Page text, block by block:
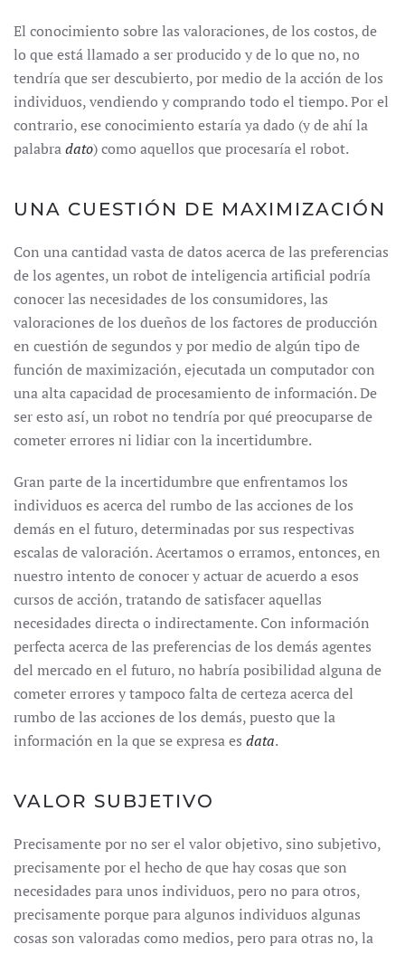
El conocimiento sobre las valoraciones, de los costos, de
lo que está llamado a ser producido y de lo que no, no
tendría que ser descubierto, por medio de la acción de los
individuos, vendiendo y comprando todo el tiempo. Por el
contrario, ese conocimiento estaría ya dado (y de ahí la
palabradato)como aquellos que procesaría el robot.
UNA CUESTIÓN DE MAXIMIZACIÓN
Con una cantidad vasta de datos acerca de las preferencias
de los agentes, un robot de inteligencia artificial podría
conocer las necesidades de los consumidores, las
valoraciones de los dueños de los factores de producción
en cuestión de segundos y por medio de algún tipo de
función de maximización, ejecutada un computador con
una alta capacidad de procesamiento de información. De
ser esto así, un robot no tendría por qué preocuparse de
cometer errores ni lidiar con la incertidumbre.
Gran parte de la incertidumbre que enfrentamos los
individuos es acerca del rumbo de las acciones de los
demás en el futuro, determinadas por sus respectivas
escalas de valoración. Acertamos o erramos, entonces, en
nuestro intento de conocer y actuar de acuerdo a esos
cursos de acción, tratando de satisfacer aquellas
necesidades directa o indirectamente. Con información
perfecta acerca de las preferencias de los demás agentes
del mercado en el futuro, no habría posibilidad alguna de
cometer errores y tampoco falta de certeza acerca del
rumbo de las acciones de los demás, puesto que la
información en la que se expresa es data.
VALOR SUBJETIVO
Precisamente por no ser el valor objetivo, sino subjetivo,
precisamente por el hecho de que hay cosas que son
necesidades para unos individuos, pero no para otros,
precisamente porque para algunos individuos algunas
cosas son valoradas como medios, pero para otras no, la